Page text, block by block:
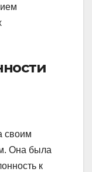
своим
Она была
к